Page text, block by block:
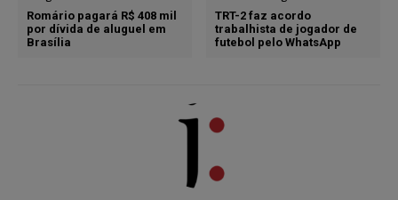
Romário pagará R$ 408 mil
por dívida de aluguel em
Brasília
TRT-2 faz acordo
trabalhista de jogador de
futebol pelo WhatsApp